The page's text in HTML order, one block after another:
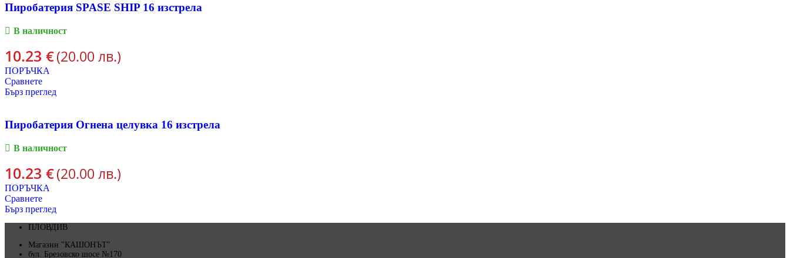
Пиробатерия SPASE SHIP 16 изстрела
В наличност
10.23 €(20.00 лв.)
ПОРЪЧКА
Сравнете
Бърз преглед
Пиробатерия Огнена целувка 16 изстрела
В наличност
10.23 €(20.00 лв.)
ПОРЪЧКА
Сравнете
Бърз преглед
ПЛОВДИВ
Магазин "КАШОНЪТ"
бул. Брезовско шосе №170